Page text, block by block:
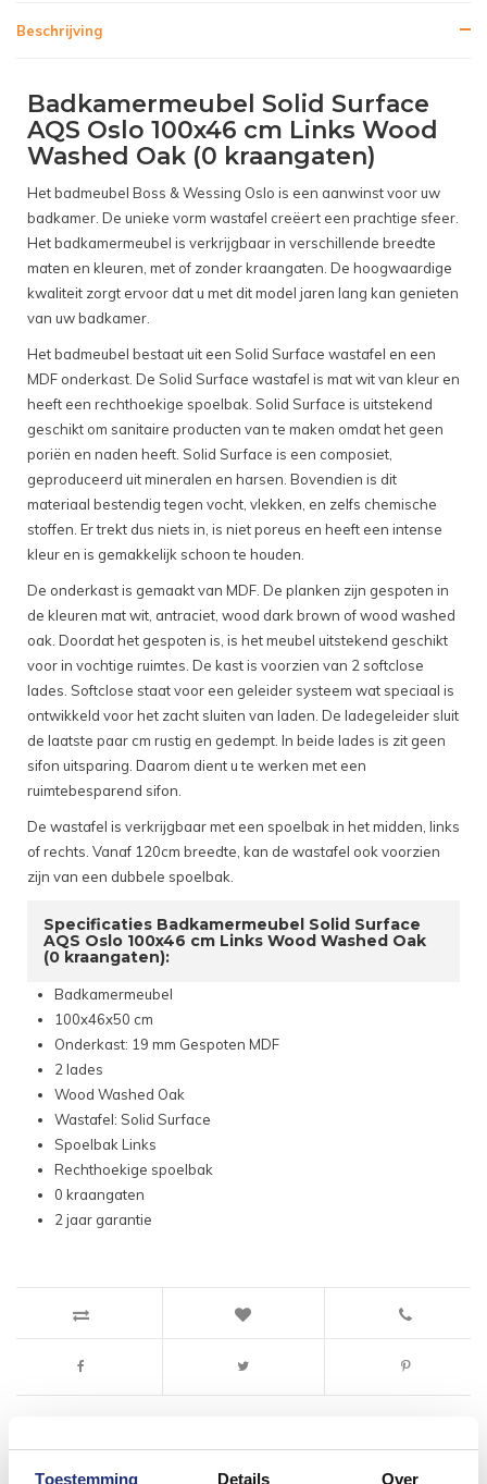
Toestemming Details Over
Beschrijving
Badkamermeubel Solid Surface
AQS Oslo 100x46 cm Links Wood
Washed Oak (0 kraangaten)
Het badmeubel Boss & Wessing Oslo is een aanwinst voor uw
badkamer. De unieke vorm wastafel creëert een prachtige sfeer.
Het badkamermeubel is verkrijgbaar in verschillende breedte
maten en kleuren, met of zonder kraangaten. De hoogwaardige
kwaliteit zorgt ervoor dat u met dit model jaren lang kan genieten
van uw badkamer.
Het badmeubel bestaat uit een Solid Surface wastafel en een
MDF onderkast. De Solid Surface wastafel is mat wit van kleur en
heeft een rechthoekige spoelbak. Solid Surface is uitstekend
geschikt om sanitaire producten van te maken omdat het geen
poriën en naden heeft. Solid Surface is een composiet,
geproduceerd uit mineralen en harsen. Bovendien is dit
materiaal bestendig tegen vocht, vlekken, en zelfs chemische
stoffen. Er trekt dus niets in, is niet poreus en heeft een intense
kleur en is gemakkelijk schoon te houden.
De onderkast is gemaakt van MDF. De planken zijn gespoten in
de kleuren mat wit, antraciet, wood dark brown of wood washed
oak. Doordat het gespoten is, is het meubel uitstekend geschikt
voor in vochtige ruimtes. De kast is voorzien van 2 softclose
lades. Softclose staat voor een geleider systeem wat speciaal is
ontwikkeld voor het zacht sluiten van laden. De ladegeleider sluit
de laatste paar cm rustig en gedempt. In beide lades is zit geen
sifon uitsparing. Daarom dient u te werken met een
ruimtebesparend sifon.
De wastafel is verkrijgbaar met een spoelbak in het midden, links
of rechts. Vanaf 120cm breedte, kan de wastafel ook voorzien
zijn van een dubbele spoelbak.
Specificaties Badkamermeubel Solid Surface
AQS Oslo 100x46 cm Links Wood Washed Oak
(0 kraangaten):
Badkamermeubel
100x46x50 cm
Onderkast: 19 mm Gespoten MDF
2 lades
Wood Washed Oak
Wastafel: Solid Surface
Spoelbak Links
Rechthoekige spoelbak
0 kraangaten
2 jaar garantie